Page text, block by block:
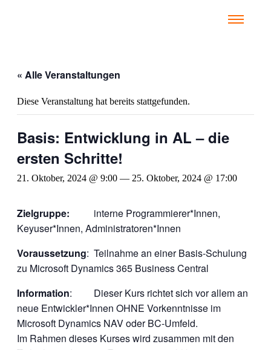
« Alle Veranstaltungen
Diese Veranstaltung hat bereits stattgefunden.
Basis: Entwicklung in AL – die
ersten Schritte!
21. Oktober, 2024 @ 9:00 — 25. Oktober, 2024 @ 17:00
Zielgruppe: interne Programmierer*Innen,
Keyuser*Innen, Administratoren*Innen
Voraussetzung: Teilnahme an einer Basis-Schulung
zu Microsoft Dynamics 365 Business Central
Information: Dieser Kurs richtet sich vor allem an
neue Entwickler*Innen OHNE Vorkenntnisse im
Microsoft Dynamics NAV oder BC-Umfeld.
Im Rahmen dieses Kurses wird zusammen mit den